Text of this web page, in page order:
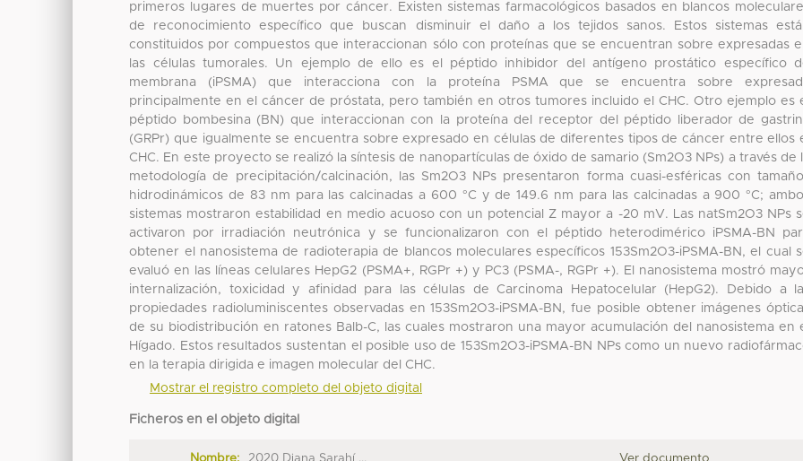
primeros lugares de muertes por cáncer. Existen sistemas farmacológicos basados en blancos
de reconocimiento específico que buscan disminuir el daño a los tejidos sanos. Estos sistemas
constituidos por compuestos que interaccionan sólo con proteínas que se encuentran sobre expresadas
las células tumorales. Un ejemplo de ello es el péptido inhibidor del antígeno prostático específico
membrana (iPSMA) que interacciona con la proteína PSMA que se encuentra sobre
principalmente en el cáncer de próstata, pero también en otros tumores incluido el CHC. Otro ejemplo es
péptido bombesina (BN) que interaccionan con la proteína del receptor del péptido liberador de
(GRPr) que igualmente se encuentra sobre expresado en células de diferentes tipos de cáncer entre ellos
CHC. En este proyecto se realizó la síntesis de nanopartículas de óxido de samario (Sm2O3 NPs) a través de
metodología de precipitación/calcinación, las Sm2O3 NPs presentaron forma cuasi-esféricas con
hidrodinámicos de 83 nm para las calcinadas a 600 °C y de 149.6 nm para las calcinadas a 900 °C;
sistemas mostraron estabilidad en medio acuoso con un potencial Z mayor a -20 mV. Las natSm2O3 NPs
activaron por irradiación neutrónica y se funcionalizaron con el péptido heterodimérico iPSMA-BN
obtener el nanosistema de radioterapia de blancos moleculares específicos 153Sm2O3-iPSMA-BN, el cual
evaluó en las líneas celulares HepG2 (PSMA+, RGPr +) y PC3 (PSMA-, RGPr +). El nanosistema mostró
internalización, toxicidad y afinidad para las células de Carcinoma Hepatocelular (HepG2). Debido a
propiedades radioluminiscentes observadas en 153Sm2O3-iPSMA-BN, fue posible obtener imágenes
de su biodistribución en ratones Balb-C, las cuales mostraron una mayor acumulación del nanosistema en
Hígado. Estos resultados sustentan el posible uso de 153Sm2O3-iPSMA-BN NPs como un nuevo
en la terapia dirigida e imagen molecular del CHC.
Mostrar el registro completo del objeto digital
Ficheros en el objeto digital